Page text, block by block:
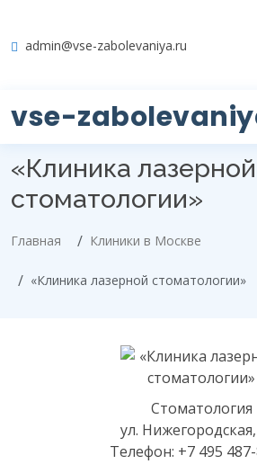
admin@vse-zabolevaniya.ru
vse-
«Клиника лазерной
стоматологии»
Главная Клиники в Москве
«Клиника лазерной стоматологии»
Стоматология
ул.
Телефон: +7 495